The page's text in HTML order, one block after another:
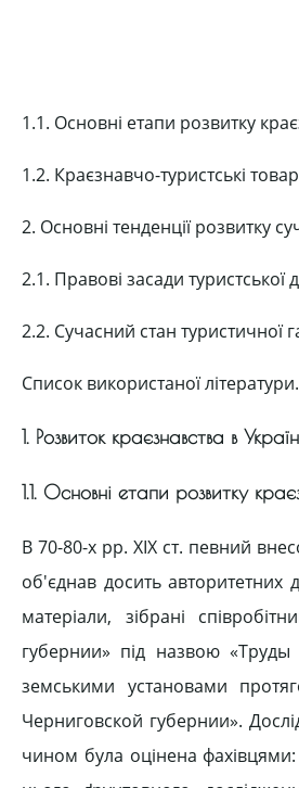
1.1. Основні етапи розвитку
1.2. Краєзнавчо-туристські
2. Основні тенденції розвитку
2.1. Правові засади туристської
2.2. Сучасний стан туристичної
Список використаної літератури.
1. Розвиток краєзнавства в
1.1. Основні етапи розвитку
В 70-80-х pp. XIX ст. певний
об'єднав досить авторитетних
матеріали, зібрані
губернии» під назвою «Труды
земськими установами
Черниговской губернии».
чином була оцінена фахівцями: